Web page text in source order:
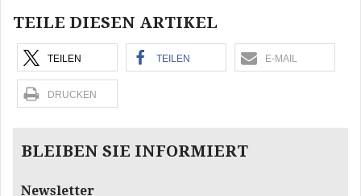
TEILE DIESEN ARTIKEL
TEILEN TEILEN E-MAIL
DRUCKEN
BLEIBEN SIE INFORMIERT
Newsletter